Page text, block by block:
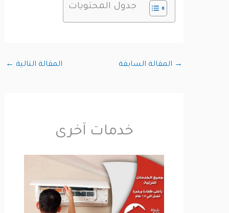
جدول المحتويات
المقالة السابقة المقالة التالية←
خدمات آخرى